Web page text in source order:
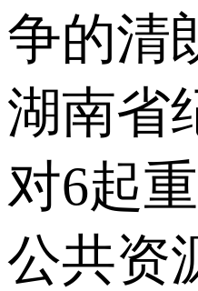
争的清
湖南省
对6起
公共资